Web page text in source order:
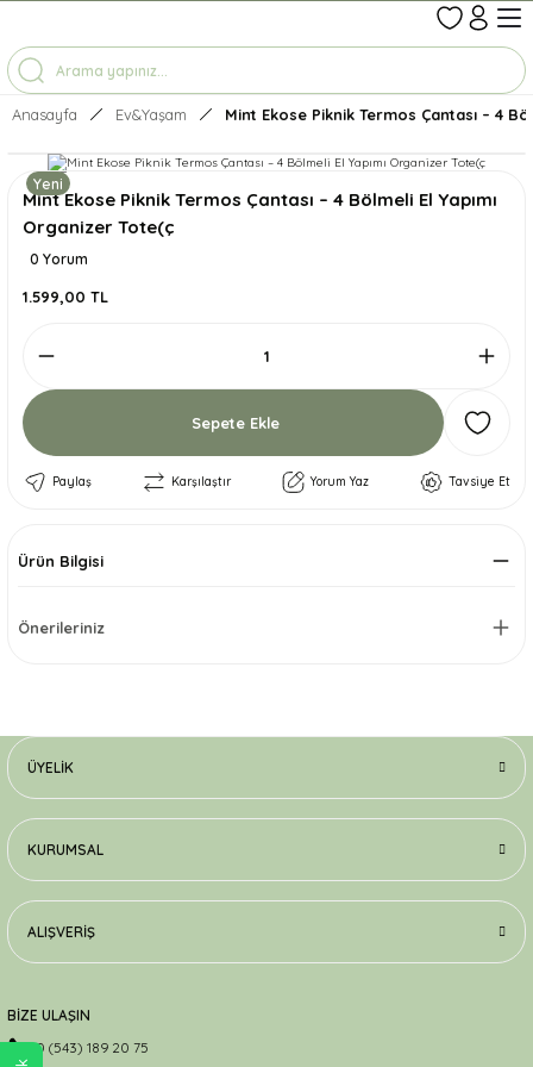
Anasayfa Ev&Yaşam Mint Ekose Piknik Termos Çantası – 4
Yeni
Mint Ekose Piknik Termos Çantası – 4 Bölmeli El Yapımı
Organizer Tote(ç
0 Yorum
1.599,00 TL
Sepete Ekle
Paylaş Karşılaştır Yorum Yaz Tavsiye Et
Ürün Bilgisi
Önerileriniz
ÜYELIK
KURUMSAL
ALIŞVERIŞ
BİZE ULAŞIN
0 (543) 189 20 75